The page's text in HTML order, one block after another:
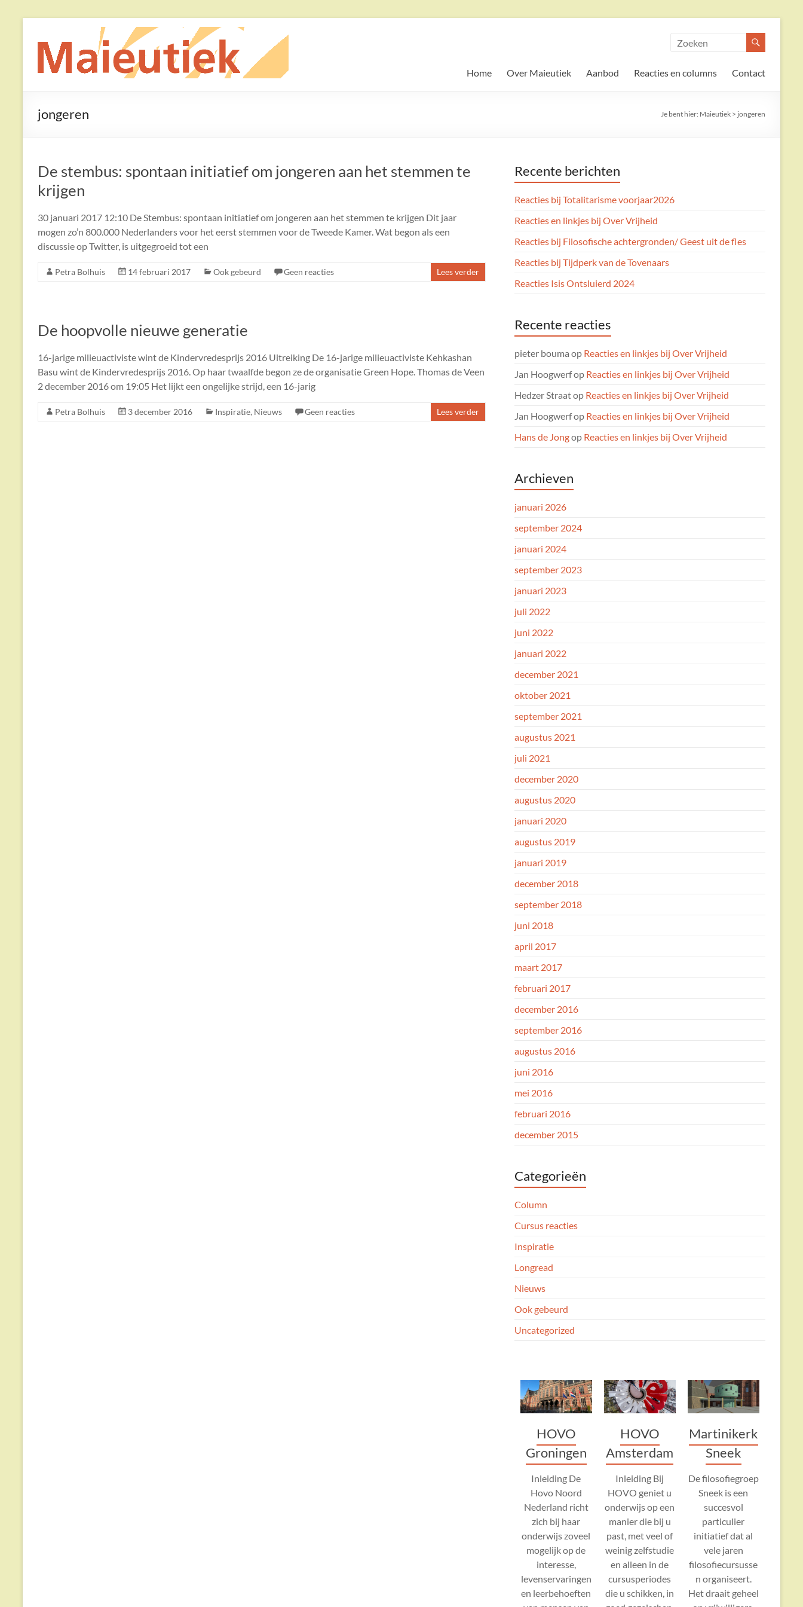
inhoud
Maieutiek
Filosofische
Home Over Maieutiek Aanbod Reacties en columns Contact
jongeren Je bent hier: Maieutiek > jongeren
De stembus: spontaan initiatief om jongeren aan het stemmen te
krijgen
30 januari 2017 12:10 De Stembus: spontaan initiatief om jongeren aan het stemmen te krijgen Dit jaar
mogen zo’n 800.000 Nederlanders voor het eerst stemmen voor de Tweede Kamer. Wat begon als een
discussie op Twitter, is uitgegroeid tot een
Petra Bolhuis 14 februari 2017 Ook gebeurd Geen reacties Lees verder
De hoopvolle nieuwe generatie
16-jarige milieuactiviste wint de Kindervredesprijs 2016 Uitreiking De 16-jarige milieuactiviste Kehkashan
Basu wint de Kindervredesprijs 2016. Op haar twaalfde begon ze de organisatie Green Hope. Thomas de Veen
2 december 2016 om 19:05 Het lijkt een ongelijke strijd, een 16-jarig
Petra Bolhuis 3 december 2016 Inspiratie, Nieuws Geen reacties Lees verder
Recente berichten
Reacties bij Totalitarisme voorjaar2026
Reacties en linkjes bij Over Vrijheid
Reacties bij Filosofische achtergronden/ Geest uit de fles
Reacties bij Tijdperk van de Tovenaars
Reacties Isis Ontsluierd 2024
Recente reacties
pieter bouma op Reacties en linkjes bij Over Vrijheid
Jan Hoogwerfop Reacties en linkjes bij Over Vrijheid
Hedzer Straatop Reacties en linkjes bij Over Vrijheid
Jan Hoogwerfop Reacties en linkjes bij Over Vrijheid
Hans de Jongop Reacties en linkjes bij Over Vrijheid
Archieven
januari 2026
september 2024
januari 2024
september 2023
januari 2023
juli 2022
juni 2022
januari 2022
december 2021
oktober 2021
september 2021
augustus 2021
juli 2021
december 2020
augustus 2020
januari 2020
augustus 2019
januari 2019
december 2018
september 2018
juni 2018
april 2017
maart 2017
februari 2017
december 2016
september 2016
augustus 2016
juni 2016
mei 2016
februari 2016
december 2015
Categorieën
Column
Cursus reacties
Inspiratie
Longread
Nieuws
Ook gebeurd
Uncategorized
HOVO
Groningen
Inleiding De
Hovo Noord
Nederland richt
zich bij haar
onderwijs zoveel
mogelijk op de
interesse,
levenservaringen
en leerbehoeften
HOVO
Amsterdam
Inleiding Bij
HOVO geniet u
onderwijs op een
manier die bij u
past, met veel of
weinig zelfstudie
en alleen in de
cursusperiodes
die u schikken, in
Martinikerk
Sneek
De filosofiegroep
Sneek is een
succesvol
particulier
initiatief dat al
vele jaren
filosofiecursusse
n organiseert.
Het draait geheel